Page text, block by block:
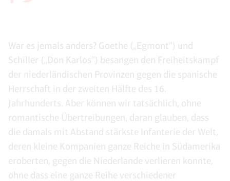
War es jemals anders? Goethe („Egmont“) und
Schiller („Don Karlos“) besangen den Freiheitskampf
der niederländischen Provinzen gegen die spanische
Herrschaft in der zweiten Hälfte des 16.
Jahrhunderts. Aber können wir tatsächlich, ohne
romantische Übertreibungen, daran glauben, dass
die damals mit Abstand stärkste Infanterie der Welt,
deren kleine Kompanien ganze Reiche in Südamerika
eroberten, gegen die Niederlande verlieren konnte,
ohne dass eine ganze Reihe verschiedener